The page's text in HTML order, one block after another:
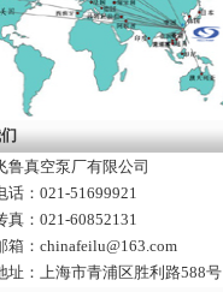
鲁真空泵厂有限公司
话：021-51699921
真：021-60852131
箱：chinafeilu@163.com
址：上海市青浦区胜利路588号